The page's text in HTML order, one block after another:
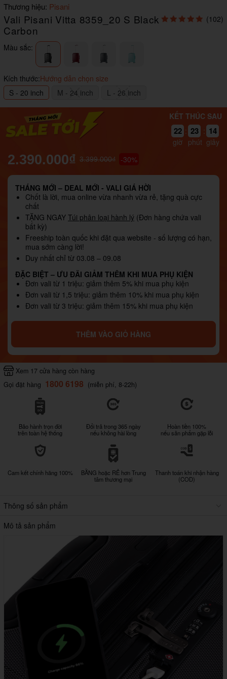
Item
1
of
24
Thương hiệu: Pisani
Vali Pisani Vitta 8359_20 S Black
Carbon
(102)
Màu sắc:
Kích thước:Hướng dẫn chọn size
S - 20 inch
M - 24 inch L - 26 inch
KẾT THÚC SAU
22
giờ
: 23
phút
:
13
12
giây
2.390.000₫ 3.399.000₫ -30%
THÁNG MỚI – DEAL MỚI - VALI GIÁ HỜI
Chốt là lời, mua online vừa nhanh vừa rẻ, tặng quà cực
chất
TẶNG NGAY Túi phân loại hành lý (Đơn hàng chứa vali
bất kỳ)
Freeship toàn quốc khi đặt qua website - số lượng có hạn,
mua sớm càng lời!
Duy nhất chỉ từ 03.08 – 09.08
ĐẶC BIỆT – ƯU ĐÃI GIẢM THÊM KHI MUA PHỤ KIỆN
Đơn vali từ 1 triệu: giảm thêm 5% khi mua phụ kiện
Đơn vali từ 1,5 triệu: giảm thêm 10% khi mua phụ kiện
Đơn vali từ 3 triệu: giảm thêm 15% khi mua phụ kiện
THÊM VÀO GIỎ HÀNG
Xem 17 cửa hàng còn hàng
Gọi đặt hàng 1800 6198 (miễn phí, 8-22h)
Bảo hành trọn đời
trên toàn hệ thống
Đổi trả trong 365 ngày
nếu không hài lòng
Hoàn tiền 100%
nếu sản phẩm gặp lỗi
Cam kết chính hãng 100%
BẰNG hoặc RẺ hơn Trung
tâm thương mại
Thanh toán khi nhận hàng
(COD)
Thông số sản phẩm
Mô tả sản phẩm